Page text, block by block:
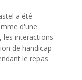
a été
d'une
les interactions
de handicap
le repas